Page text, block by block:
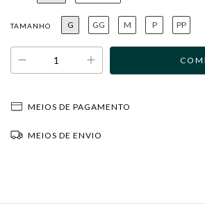
TAMANHO G GG M P PP
MEIOS DE PAGAMENTO
MEIOS DE ENVIO